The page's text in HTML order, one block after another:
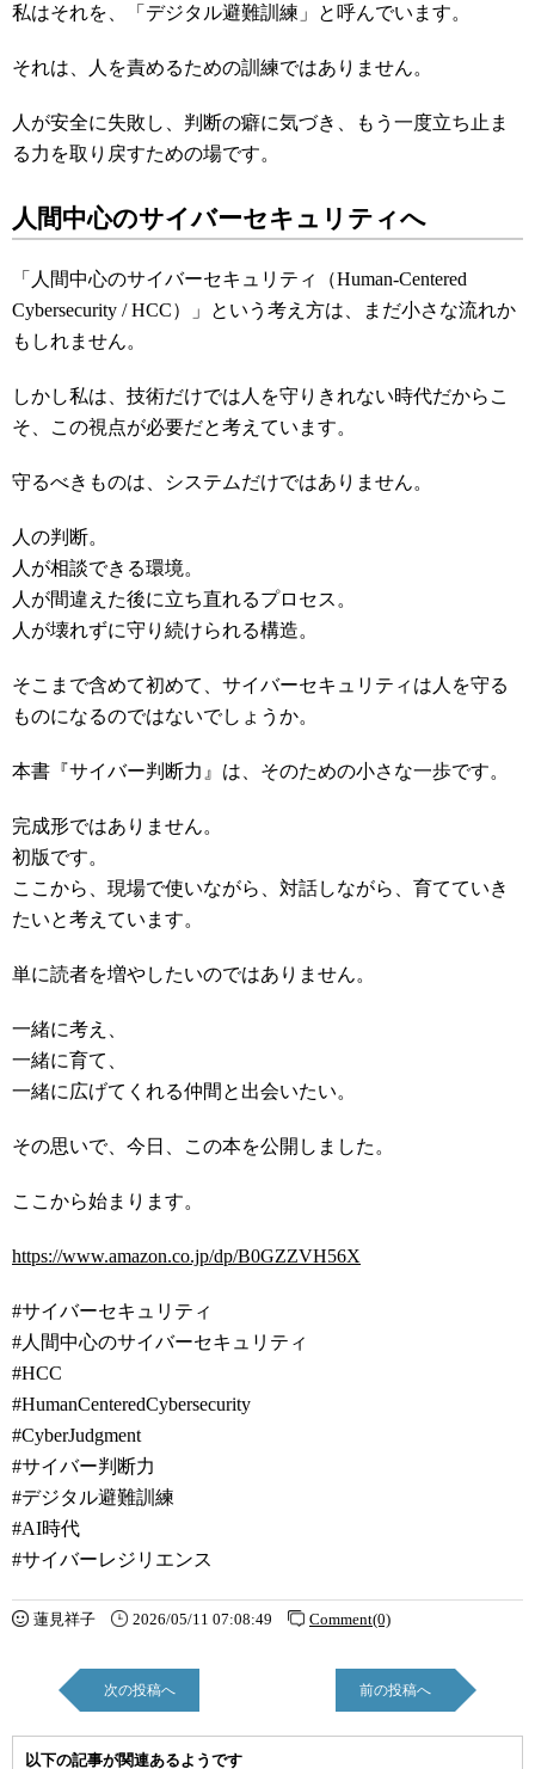
私はそれを、「デジタル避難訓練」と呼んでいます。
それは、人を責めるための訓練ではありません。
人が安全に失敗し、判断の癖に気づき、もう一度立ち止ま
る力を取り戻すための場です。
人間中心のサイバーセキュリティへ
「人間中心のサイバーセキュリティ（Human-Centered
Cybersecurity / HCC）」という考え方は、まだ小さな流れか
もしれません。
しかし私は、技術だけでは人を守りきれない時代だからこ
そ、この視点が必要だと考えています。
守るべきものは、システムだけではありません。
人の判断。
人が相談できる環境。
人が間違えた後に立ち直れるプロセス。
人が壊れずに守り続けられる構造。
そこまで含めて初めて、サイバーセキュリティは人を守る
ものになるのではないでしょうか。
本書『サイバー判断力』は、そのための小さな一歩です。
完成形ではありません。
初版です。
ここから、現場で使いながら、対話しながら、育てていき
たいと考えています。
単に読者を増やしたいのではありません。
一緒に考え、
一緒に育て、
一緒に広げてくれる仲間と出会いたい。
その思いで、今日、この本を公開しました。
ここから始まります。
https://www.amazon.co.jp/dp/B0GZZVH56X
#サイバーセキュリティ
#人間中心のサイバーセキュリティ
#HCC
#HumanCenteredCybersecurity
#CyberJudgment
#サイバー判断力
#デジタル避難訓練
#AI時代
#サイバーレジリエンス
蓮見祥子 2026/05/11 07:08:49 Comment(0)
次の投稿へ 前の投稿へ
以下の記事が関連あるようです